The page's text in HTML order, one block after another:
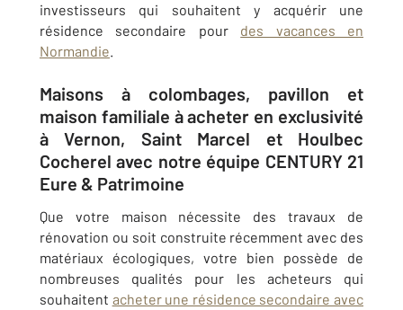
investisseurs qui souhaitent y acquérir une
résidence secondaire pour des vacances en
Normandie.
Maisons à colombages, pavillon et
maison familiale à acheter en exclusivité
à Vernon, Saint Marcel et Houlbec
Cocherel avec notre équipe CENTURY 21
Eure & Patrimoine
Que votre maison nécessite des travaux de
rénovation ou soit construite récemment avec des
matériaux écologiques, votre bien possède de
nombreuses qualités pour les acheteurs qui
souhaitent acheter une résidence secondaire avec